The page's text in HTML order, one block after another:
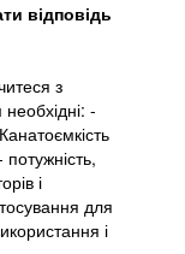
відповідь
з
-
і
для
і